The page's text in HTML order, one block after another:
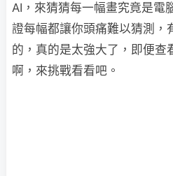
AI，來猜猜每一幅畫究竟是電
證每幅都讓你頭痛難以猜測，
的，真的是太強大了，即便查
啊，來挑戰看看吧。